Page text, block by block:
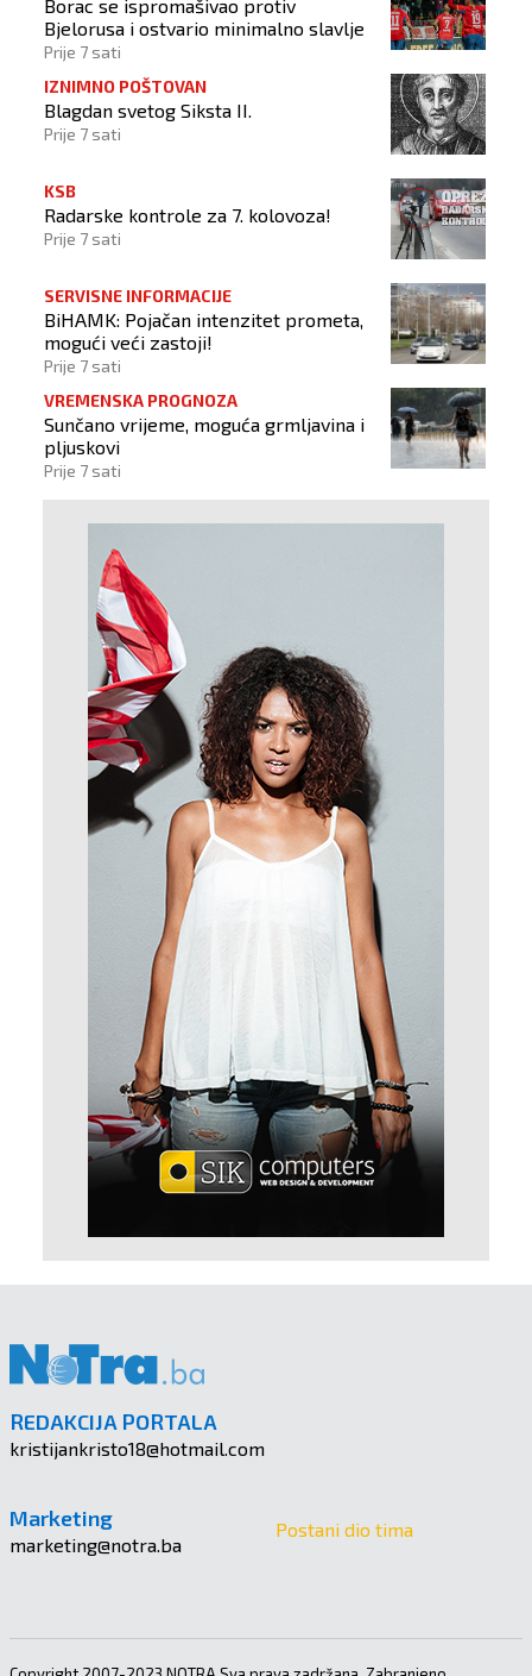
Borac se ispromašivao protiv
Bjelorusa i ostvario minimalno slavlje
Prije 7 sati
IZNIMNO POŠTOVAN
Blagdan svetog Siksta II.
Prije 7 sati
KSB
Radarske kontrole za 7. kolovoza!
Prije 7 sati
SERVISNE INFORMACIJE
BiHAMK: Pojačan intenzitet prometa,
mogući veći zastoji!
Prije 7 sati
VREMENSKA PROGNOZA
Sunčano vrijeme, moguća grmljavina i
pljuskovi
Prije 7 sati
REDAKCIJA PORTALA
kristijankristo18@hotmail.com
Marketing
marketing@notra.ba
Postani dio tima